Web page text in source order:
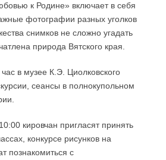
к Родине» включает в себя
фотографии разных уголков
снимков не сложно угадать
природа Вятского края.
в музее К.Э. Циолковского
сеансы в полнокупольном
кировчан пригласят принять
конкурсе рисунков на
познакомиться с